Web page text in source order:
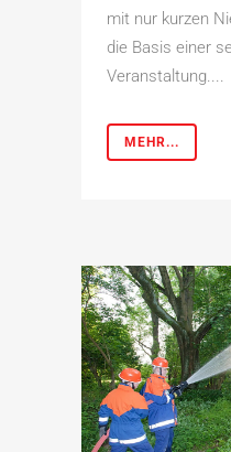
mit nur kurzen
die Basis einer
Veranstaltung....
MEHR...